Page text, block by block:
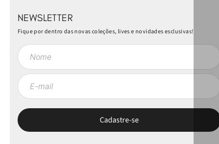
NEWSLETTER
Fique por dentro das novas coleções, lives e novidades esclusivas!